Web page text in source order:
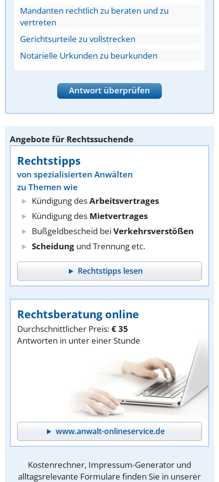
Mandanten rechtlich zu beraten und zu
vertreten
Gerichtsurteile zu vollstrecken
Notarielle Urkunden zu beurkunden
Antwort überprüfen
Angebote für Rechtssuchende
Rechtstipps
von spezialisierten Anwälten
zu Themen wie
Kündigung desArbeitsvertrages
Kündigung des Mietvertrages
Bußgeldbescheid bei Verkehrsverstößen
Scheidung und Trennung etc.
Rechtstipps lesen
Rechtsberatung online
Durchschnittlicher Preis:€ 35
Antworten in unter einer Stunde
www.anwalt-onlineservice.de
Kostenrechner, Impressum-Generator und
alltagsrelevante Formulare finden Sie in unserer